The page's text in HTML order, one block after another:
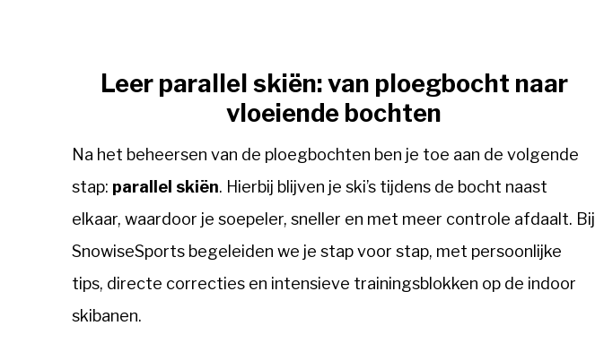
Leer parallel skiën: van ploegbocht naar
vloeiende bochten
Na het beheersen van de ploegbochten ben je toe aan de volgende
stap: parallel skiën. Hierbij blijven je ski’s tijdens de bocht naast
elkaar, waardoor je soepeler, sneller en met meer controle afdaalt. Bij
SnowiseSports begeleiden we je stap voor stap, met persoonlijke
tips, directe correcties en intensieve trainingsblokken op de indoor
skibanen.